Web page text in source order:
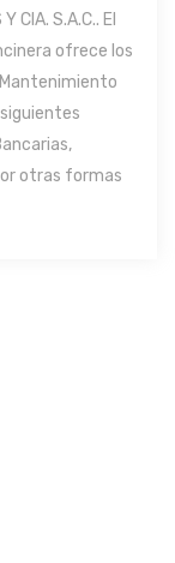
CIA. S.A.C.. El
ofrece los
otras formas